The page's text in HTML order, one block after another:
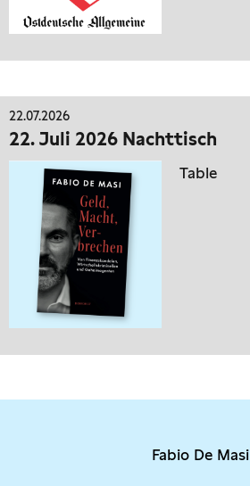
22.07.2026
22. Juli 2026 Nachttisch
Table
Fabio De Masi